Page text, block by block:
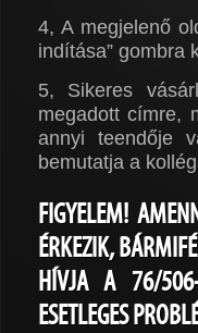
4, A megjelenő
indítása” gombra
5, Sikeres
megadott címre,
annyi teendője
bemutatja a
FIGYELEM!
ÉRKEZIK,
HÍVJA A 76/506-
ESETLEGES